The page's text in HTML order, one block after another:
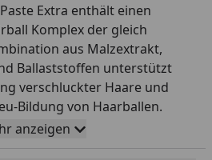
Extra enthält einen
Komplex der gleich
aus Malzextrakt,
Ballaststoffen unterstützt
verschluckter Haare und
Bildung von Haarballen.
durch
und das enthaltene Beta
anzeigen